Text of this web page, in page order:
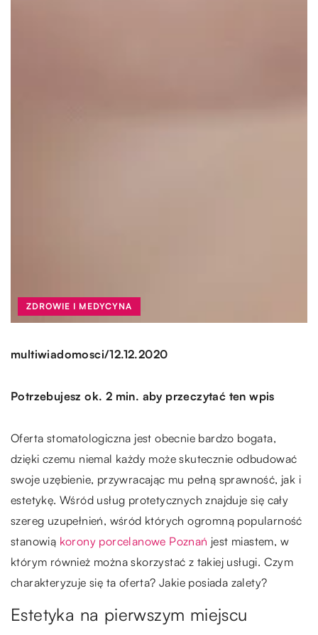
ZDROWIE I MEDYCYNA
multiwiadomosci/12.12.2020
Potrzebujesz ok. 2 min. aby przeczytać ten wpis
Oferta stomatologiczna jest obecnie bardzo bogata,
dzięki czemu niemal każdy może skutecznie odbudować
swoje uzębienie, przywracając mu pełną sprawność, jak i
estetykę. Wśród usług protetycznych znajduje się cały
szereg uzupełnień, wśród których ogromną popularność
stanowią korony porcelanowe Poznań jest miastem, w
którym również można skorzystać z takiej usługi. Czym
charakteryzuje się ta oferta? Jakie posiada zalety?
Estetyka na pierwszym miejscu